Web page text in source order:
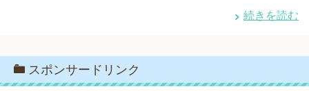
続きを読む
スポンサードリンク